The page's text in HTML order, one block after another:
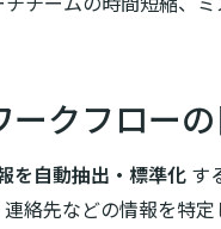
クフロー
を自動抽出・標準化 す
絡先などの情報を特定